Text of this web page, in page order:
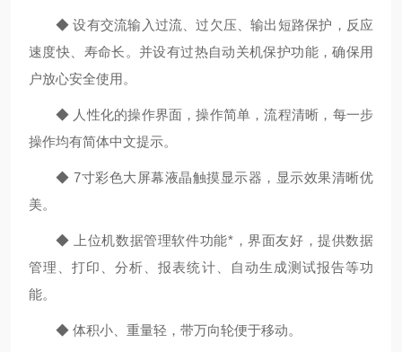
◆ 设有交流输入过流、过欠压、输出短路保护，反应
速度快、寿命长。并设有过热自动关机保护功能，确保用
户放心安全使用。
◆ 人性化的操作界面，操作简单，流程清晰，每一步
操作均有简体中文提示。
◆ 7寸彩色大屏幕液晶触摸显示器，显示效果清晰优
美。
◆ 上位机数据管理软件功能*，界面友好，提供数据
管理、打印、分析、报表统计、自动生成测试报告等功
能。
◆ 体积小、重量轻，带万向轮便于移动。